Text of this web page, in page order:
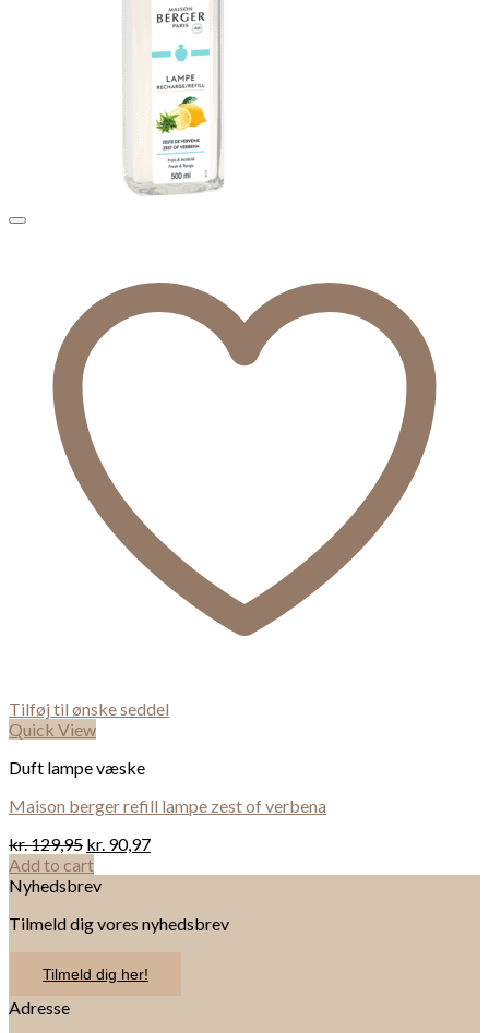
Tilføj til ønske seddel
Quick View
Duft lampe væske
Maison berger refill lampe zest of verbena
kr.129,95 kr. 90,97
Add to cart
Nyhedsbrev
Tilmeld dig vores nyhedsbrev
Tilmeld dig her!
Adresse